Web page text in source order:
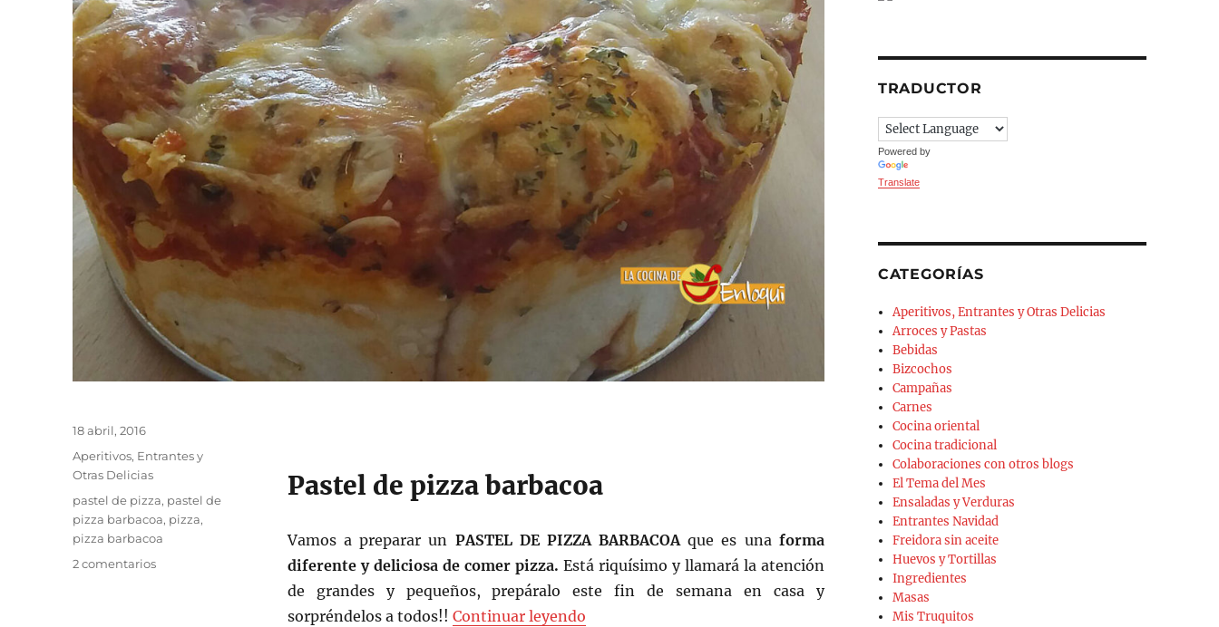
Pastel de pizza barbacoa
Vamos a preparar un PASTEL DE PIZZA BARBACOAque es una forma
diferente y deliciosa de comer pizza. Está riquísimo y llamará la atención
de grandes y pequeños, prepáralo este fin de semana en casa y
sorpréndelos a todos!! Continuar leyendo«Pastel de pizza barbacoa»
Publicado
el
18 abril, 2016
Categorías
Aperitivos, Entrantes y
Otras Delicias
Etiquetas
pastel de pizza, pastel de
pizza barbacoa, pizza,
pizza barbacoa
2 comentariosen
TRADUCTOR
Powered by
Translate
CATEGORÍAS
Aperitivos, Entrantes y Otras Delicias
Arroces y Pastas
Bebidas
Bizcochos
Campañas
Carnes
Cocina oriental
Cocina tradicional
Colaboraciones con otros blogs
El Tema del Mes
Ensaladas y Verduras
Entrantes Navidad
Freidora sin aceite
Huevos y Tortillas
Ingredientes
Masas
Mis Truquitos